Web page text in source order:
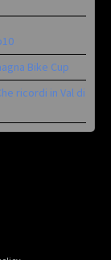
Bike Cup
ricordi in Val di